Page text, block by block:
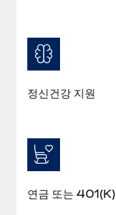
정신건강 지원
연금 또는 401(K)